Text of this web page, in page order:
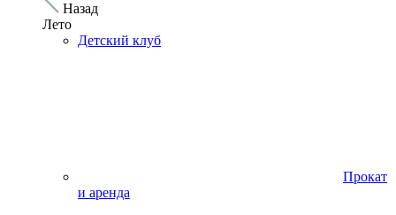
Назад
Лето
Детский клуб
Прокат
и аренда